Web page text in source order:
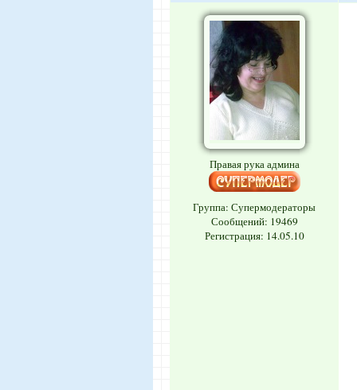
Правая рука админа
Группа: Супермодераторы
Сообщений: 19469
Регистрация: 14.05.10